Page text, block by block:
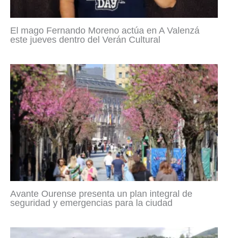
El mago Fernando Moreno actúa en A Valenzá
este jueves dentro del Verán Cultural
Avante Ourense presenta un plan integral de
seguridad y emergencias para la ciudad